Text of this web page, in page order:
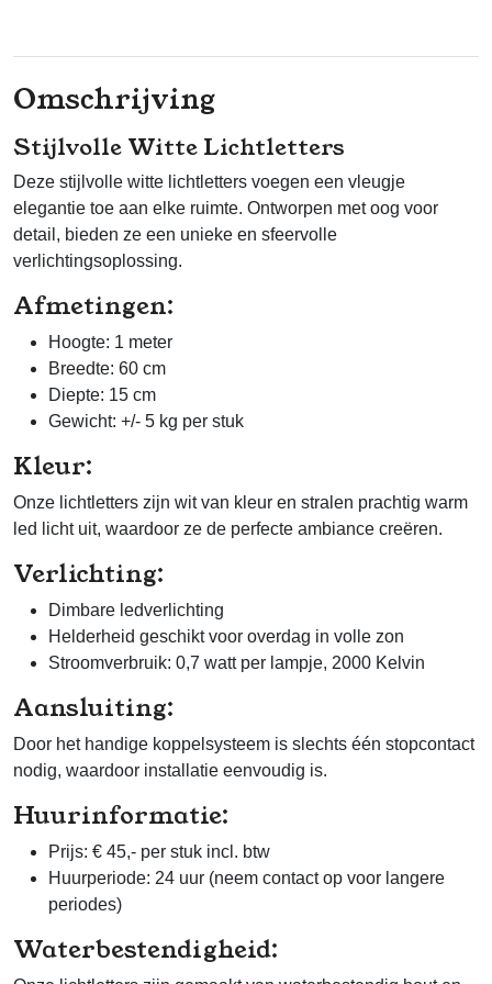
Omschrijving
Stijlvolle Witte Lichtletters
Deze stijlvolle witte lichtletters voegen een vleugje
elegantie toe aan elke ruimte. Ontworpen met oog voor
detail, bieden ze een unieke en sfeervolle
verlichtingsoplossing.
Afmetingen:
Hoogte: 1 meter
Breedte: 60 cm
Diepte: 15 cm
Gewicht: +/- 5 kg per stuk
Kleur:
Onze lichtletters zijn wit van kleur en stralen prachtig warm
led licht uit, waardoor ze de perfecte ambiance creëren.
Verlichting:
Dimbare ledverlichting
Helderheid geschikt voor overdag in volle zon
Stroomverbruik: 0,7 watt per lampje, 2000 Kelvin
Aansluiting:
Door het handige koppelsysteem is slechts één stopcontact
nodig, waardoor installatie eenvoudig is.
Huurinformatie:
Prijs: € 45,- per stuk incl. btw
Huurperiode: 24 uur (neem contact op voor langere
periodes)
Waterbestendigheid: